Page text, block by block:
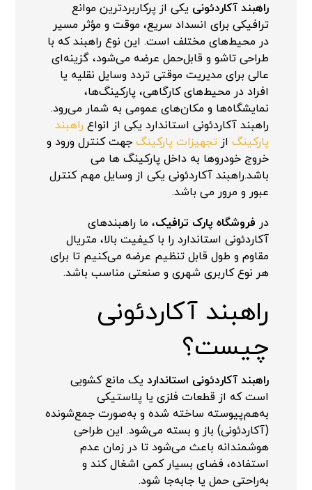
راهبند آکاردئونی یکی از پرکاربردترین موانع
ترافیکی برای انسداد سریع، موقت و مؤثر مسیر
در محیط‌های مختلف است. این نوع راهبند که با
طراحی تاشو و قابل‌حمل عرضه می‌شود، گزینه‌ای
عالی برای مدیریت موقتی تردد وسایل نقلیه یا
افراد در محیط‌های کارگاهی، پارکینگ‌ها،
نمایشگاه‌ها و مکان‌های عمومی به شمار می‌رود.
راهبند آکاردئونی استاندارد یکی از انواع راهبند
پارکینگ ازتجهیزات پارکینگ جهت کنترل ورود و
خروج خودروها به داخل پارکینگ ها می
باشد.راهبند آکاردئونی یکی از وسایل مهم کنترل
عبور و مرور می باشد.
در فروشگاه پارک ترافیک، ما راهبندهای
آکاردئونی استاندارد را با کیفیت بالا، متریال
مقاوم و طول قابل تنظیم عرضه می‌کنیم تا برای
هر نوع کاربری شهری و صنعتی مناسب باشد.
راهبند آکاردئونی
چیست؟
راهبند آکاردئونی استاندارد یک مانع کشویی
است که از قطعات فلزی یا پلاستیکی
به‌هم‌پیوسته ساخته شده و به‌صورت جمع‌شونده
(آکاردئونی) باز و بسته می‌شود. این طراحی
هوشمندانه باعث می‌شود تا در زمان عدم
استفاده، فضای بسیار کمی اشغال کند و
به‌راحتی حمل یا جابه‌جا شود.